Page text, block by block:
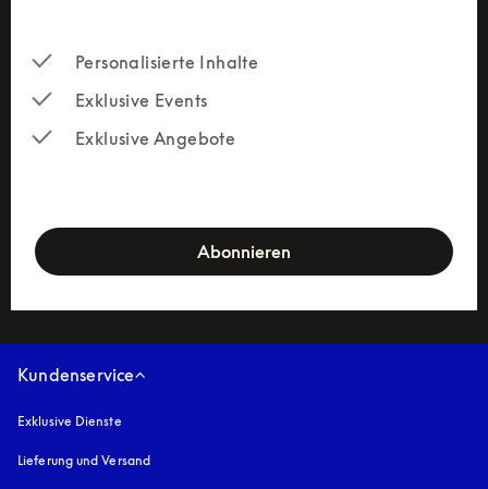
Personalisierte Inhalte
Exklusive Events
Exklusive Angebote
Abonnieren
Kundenservice
Exklusive Dienste
Lieferung und Versand